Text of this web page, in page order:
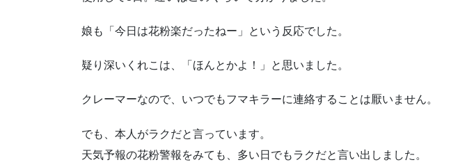
娘も「今日は花粉楽だったねー」という反応でした。
疑り深いくれこは、「ほんとかよ！」と思いました。
クレーマーなので、いつでもフマキラーに連絡することは厭いません。
でも、本人がラクだと言っています。
天気予報の花粉警報をみても、多い日でもラクだと言い出しました。